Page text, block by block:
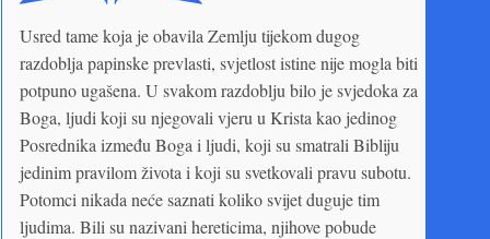
Usred tame koja je obavila Zemlju tijekom dugog
razdoblja papinske prevlasti, svjetlost istine nije mogla biti
potpuno ugašena. U svakom razdoblju bilo je svjedoka za
Boga, ljudi koji su njegovali vjeru u Krista kao jedinog
Posrednika između Boga i ljudi, koji su smatrali Bibliju
jedinim pravilom života i koji su svetkovali pravu subotu.
Potomci nikada neće saznati koliko svijet duguje tim
ljudima. Bili su nazivani hereticima, njihove pobude